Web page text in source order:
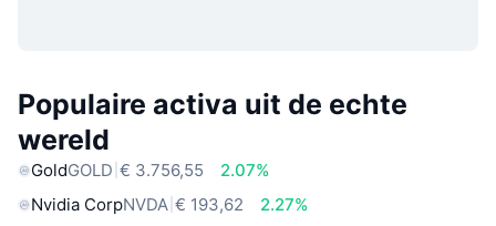
Populaire activa uit de echte
wereld
GoldGOLD € 3.756,55
2.07%
Nvidia CorpNVDA € 193,62
2.27%